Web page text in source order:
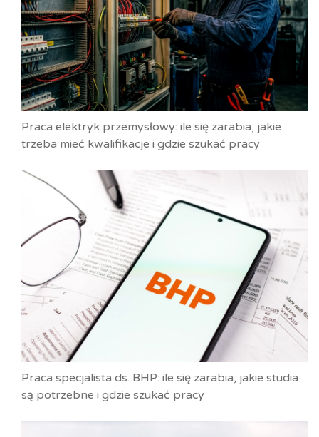
Praca elektryk przemysłowy: ile się zarabia, jakie
trzeba mieć kwalifikacje i gdzie szukać pracy
Praca specjalista ds. BHP: ile się zarabia, jakie studia
są potrzebne i gdzie szukać pracy